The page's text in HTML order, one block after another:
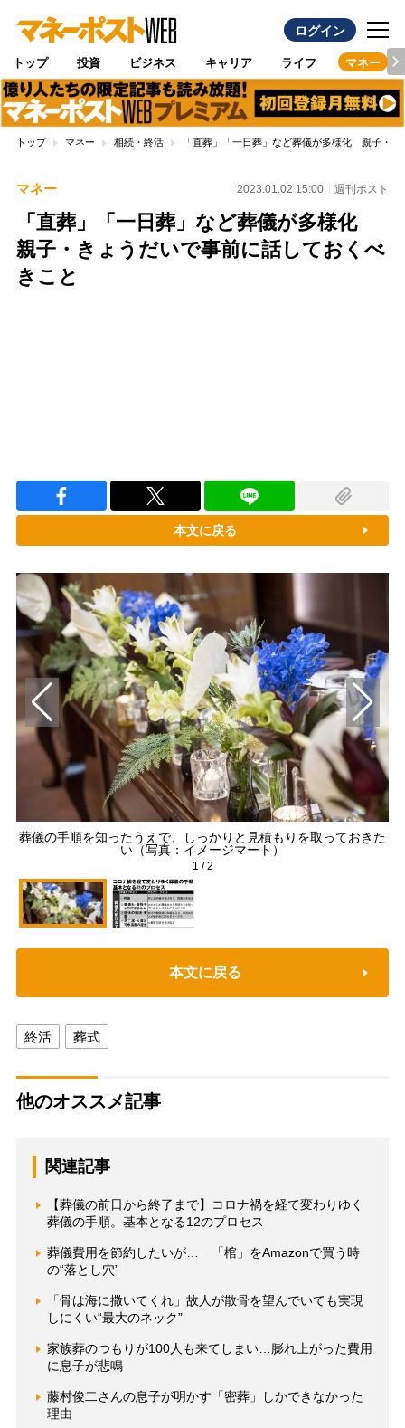
ログイン
トップ 投資 ビジネス キャリア ライフ マネー
トップ マネー 相続・終活 「直葬」「一日葬」など葬儀が多様化 親子・
マネー 2023.01.02 15:00 週刊ポスト
「直葬」「一日葬」など葬儀が多様化
親子・きょうだいで事前に話しておくべ
きこと
本文に戻る
葬儀の手順を知ったうえで、しっかりと見積もりを取っておきた
い（写真：イメージマート）
1 /2
本文に戻る
終活 葬式
他のオススメ記事
関連記事
【葬儀の前日から終了まで】コロナ禍を経て変わりゆく
葬儀の手順。基本となる12のプロセス
葬儀費用を節約したいが… 「棺」をAmazonで買う時
の“落とし穴”
「骨は海に撒いてくれ」故人が散骨を望んでいても実現
しにくい“最大のネック”
家族葬のつもりが100人も来てしまい…膨れ上がった費用
に息子が悲鳴
藤村俊二さんの息子が明かす「密葬」しかできなかった
理由